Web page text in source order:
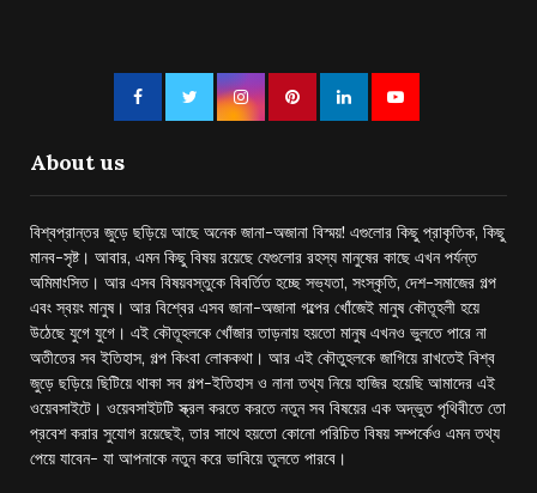
About us
বিশ্বপ্রান্তর জুড়ে ছড়িয়ে আছে অনেক জানা-অজানা বিস্ময়! এগুলোর কিছু প্রাকৃতিক, কিছু
মানব-সৃষ্ট। আবার, এমন কিছু বিষয় রয়েছে যেগুলোর রহস্য মানুষের কাছে এখন পর্যন্ত
অমিমাংসিত। আর এসব বিষয়বস্তুকে বিবর্তিত হচ্ছে সভ্যতা, সংস্কৃতি, দেশ-সমাজের গল্প
এবং স্বয়ং মানুষ। আর বিশ্বের এসব জানা-অজানা গল্পের খোঁজেই মানুষ কৌতূহলী হয়ে
উঠেছে যুগে যুগে। এই কৌতূহলকে খোঁজার তাড়নায় হয়তো মানুষ এখনও ভুলতে পারে না
অতীতের সব ইতিহাস, গল্প কিংবা লোককথা। আর এই কৌতুহলকে জাগিয়ে রাখতেই বিশ্ব
জুড়ে ছড়িয়ে ছিটিয়ে থাকা সব গল্প-ইতিহাস ও নানা তথ্য নিয়ে হাজির হয়েছি আমাদের এই
ওয়েবসাইটে। ওয়েবসাইটটি স্ক্রল করতে করতে নতুন সব বিষয়ের এক অদ্ভুত পৃথিবীতে তো
প্রবেশ করার সুযোগ রয়েছেই, তার সাথে হয়তো কোনো পরিচিত বিষয় সম্পর্কেও এমন তথ্য
পেয়ে যাবেন- যা আপনাকে নতুন করে ভাবিয়ে তুলতে পারবে।